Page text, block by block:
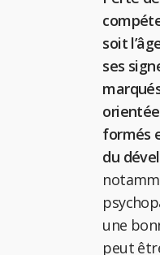
soit
ses
formés
du
une
peut